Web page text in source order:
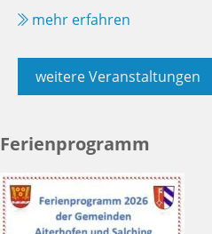
mehr erfahren
weitere Veranstaltungen
Ferienprogramm